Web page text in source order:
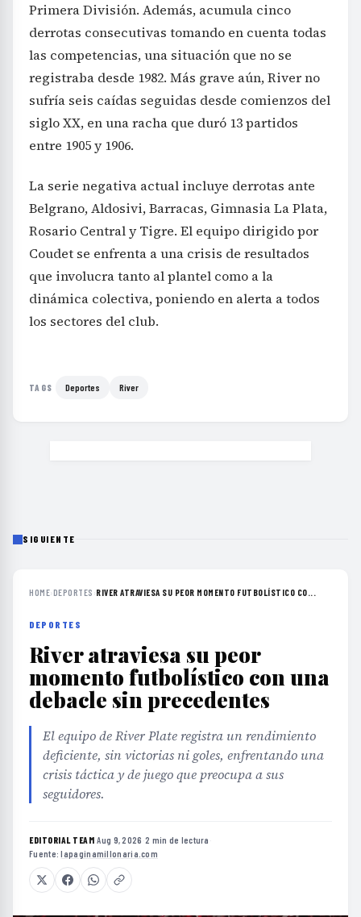
Primera División. Además, acumula cinco
derrotas consecutivas tomando en cuenta todas
las competencias, una situación que no se
registraba desde 1982. Más grave aún, River no
sufría seis caídas seguidas desde comienzos del
siglo XX, en una racha que duró 13 partidos
entre 1905 y 1906.
La serie negativa actual incluye derrotas ante
Belgrano, Aldosivi, Barracas, Gimnasia La Plata,
Rosario Central y Tigre. El equipo dirigido por
Coudet se enfrenta a una crisis de resultados
que involucra tanto al plantel como a la
dinámica colectiva, poniendo en alerta a todos
los sectores del club.
TAGS Deportes River
SIGUIENTE
HOME›DEPORTES ›RIVER ATRAVIESA SU PEOR MOMENTO FUTBOLÍSTICO CO...
DEPORTES
River atraviesa su peor
momento futbolístico con una
debacle sin precedentes
El equipo de River Plate registra un rendimiento
deficiente, sin victorias ni goles, enfrentando una
crisis táctica y de juego que preocupa a sus
seguidores.
EDITORIAL TEAM·Aug 9, 2026 ·2 min de lectura ·
Fuente:lapaginamillonaria.com